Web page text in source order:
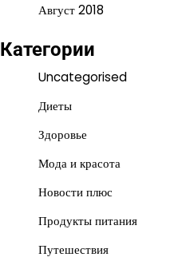
Август 2018
Категории
Uncategorised
Диеты
Здоровье
Мода и красота
Новости плюс
Продукты питания
Путешествия